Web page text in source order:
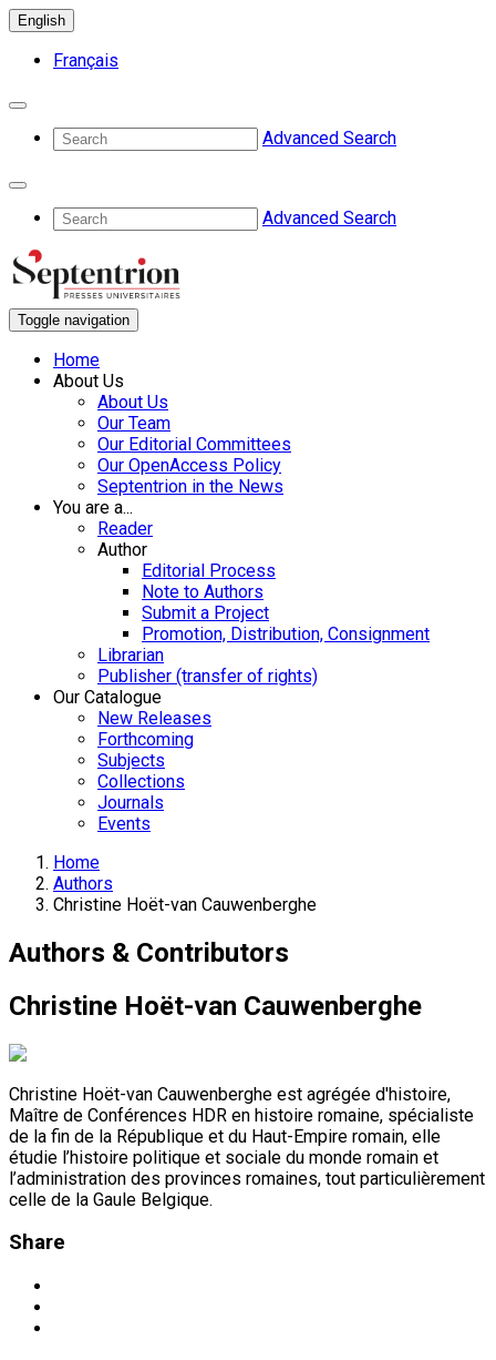
English
Français
Advanced Search
Advanced Search
Toggle navigation
Home
About Us
About Us
Our Team
Our Editorial Committees
Our OpenAccess Policy
Septentrion in the News
You are a...
Reader
Author
Editorial Process
Note to Authors
Submit a Project
Promotion, Distribution, Consignment
Librarian
Publisher (transfer of rights)
Our Catalogue
New Releases
Forthcoming
Subjects
Collections
Journals
Events
Home
Authors
Christine Hoët-van Cauwenberghe
Authors & Contributors
Christine Hoët-van Cauwenberghe
Christine Hoët-van Cauwenberghe est agrégée d'histoire,
Maître de Conférences HDR en histoire romaine, spécialiste
de la fin de la République et du Haut-Empire romain, elle
étudie l’histoire politique et sociale du monde romain et
l’administration des provinces romaines, tout particulièrement
celle de la Gaule Belgique.
Share